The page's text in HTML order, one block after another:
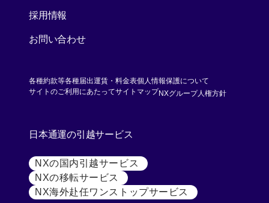
採用情報
お問い合わせ
各種約款等各種届出運賃・料金表個人情報保護について
サイトのご利用にあたってサイトマップNXグループ人権方針
日本通運の引越サービス
NXの国内引越サービス [別ウィンドウで開く]
NXの移転サービス [別ウィンドウで開く]
NX海外赴任ワンストップサービス [別ウィンドウで